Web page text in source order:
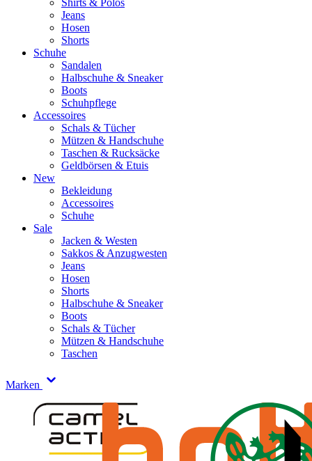
Shirts & Polos
Jeans
Hosen
Shorts
Schuhe
Sandalen
Halbschuhe & Sneaker
Boots
Schuhpflege
Accessoires
Schals & Tücher
Mützen & Handschuhe
Taschen & Rucksäcke
Geldbörsen & Etuis
New
Bekleidung
Accessoires
Schuhe
Sale
Jacken & Westen
Sakkos & Anzugwesten
Jeans
Hosen
Shorts
Halbschuhe & Sneaker
Boots
Schals & Tücher
Mützen & Handschuhe
Taschen
Marken